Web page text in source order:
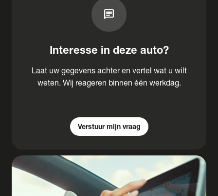
chat
Interesse in deze auto?
Laat uw gegevens achter en vertel wat u wilt
weten. Wij reageren binnen één werkdag.
Verstuur mijn vraag